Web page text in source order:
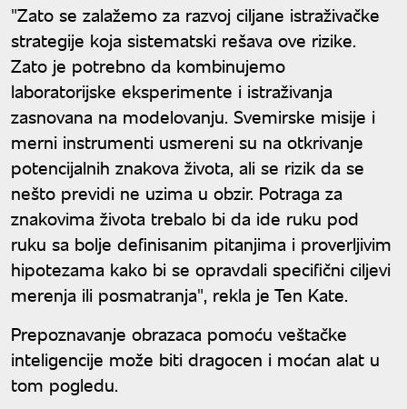
"Zato se zalažemo za razvoj ciljane istraživačke
strategije koja sistematski rešava ove rizike.
Zato je potrebno da kombinujemo
laboratorijske eksperimente i istraživanja
zasnovana na modelovanju. Svemirske misije i
merni instrumenti usmereni su na otkrivanje
potencijalnih znakova života, ali se rizik da se
nešto previdi ne uzima u obzir. Potraga za
znakovima života trebalo bi da ide ruku pod
ruku sa bolje definisanim pitanjima i proverljivim
hipotezama kako bi se opravdali specifični ciljevi
merenja ili posmatranja", rekla je Ten Kate.
Prepoznavanje obrazaca pomoću veštačke
inteligencije može biti dragocen i moćan alat u
tom pogledu.